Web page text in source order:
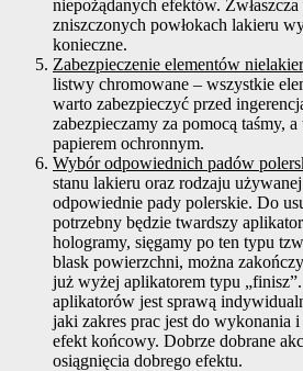
niepożądanych efektów.
zniszczonych powłokach lakieru
konieczne.
Zabezpieczenie elementów
listwy chromowane – wszystkie
warto zabezpieczyć przed
zabezpieczamy za pomocą taśmy,
papierem ochronnym.
Wybór odpowiednich padów
stanu lakieru oraz rodzaju
odpowiednie pady polerskie. Do
potrzebny będzie twardszy
hologramy, sięgamy po ten typu
blask powierzchni, można
już wyżej aplikatorem typu
aplikatorów jest sprawą
jaki zakres prac jest do wykonania
efekt końcowy. Dobrze dobrane
osiągnięcia dobrego efektu.